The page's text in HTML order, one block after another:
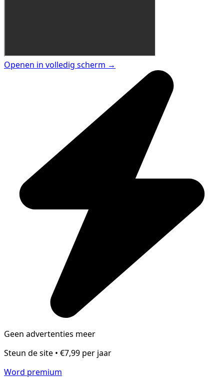
Openen in volledig scherm →
Geen advertenties meer
Steun de site • €7,99 per jaar
Word premium